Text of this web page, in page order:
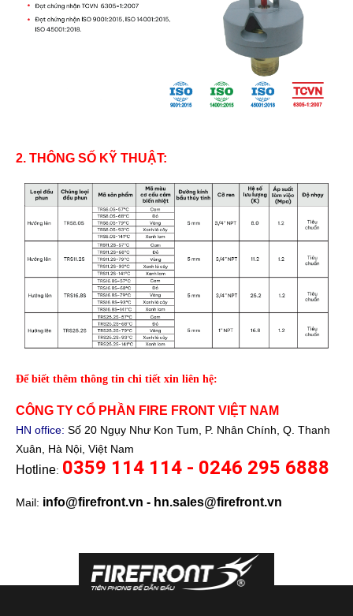
2. THÔNG SỐ KỸ THUẬT:
Để biết thêm thông tin chi tiết xin liên hệ:
CÔNG TY CỔ PHẦN FIRE FRONT VIỆT NAM
HN office: Số 20 Ngụy Như Kon Tum, P. Nhân Chính, Q. Thanh
Xuân, Hà Nội, Việt Nam
Hotline: 0359 114 114 - 0246 295 6888
Mail: info@firefront.vn - hn.sales@firefront.vn